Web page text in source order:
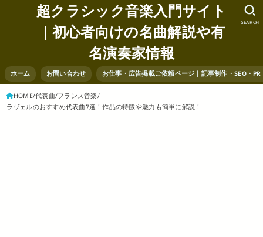
超クラシック音楽入門サイト
｜初心者向けの名曲解説や有
名演奏家情報
ホーム お問い合わせ お仕事・広告掲載ご依頼ページ｜記事制作・SEO・
SEARCH
HOME 代表曲 フランス音楽
ラヴェルのおすすめ代表曲7選！作品の特徴や魅力も簡単に解説！